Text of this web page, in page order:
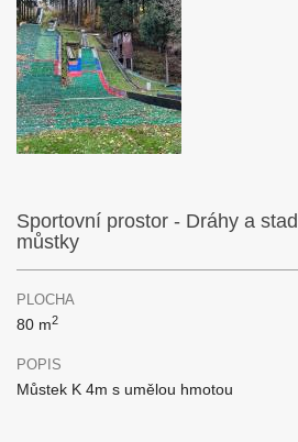
Sportovní prostor - Dráhy a
můstky
PLOCHA
80 m2
POPIS
Můstek K 4m s umělou hmotou